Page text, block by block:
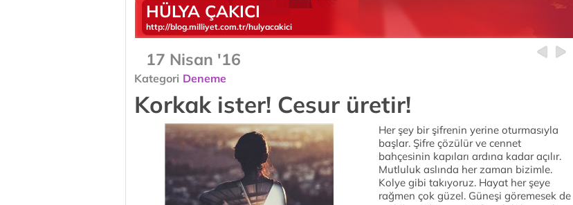
HÜLYA ÇAKICI
http://blog.milliyet.com.tr/hulyacakici
17 Nisan '16
Kategori Deneme
Korkak ister! Cesur üretir!
Her şey bir şifrenin yerine oturmasıyla
başlar. Şifre çözülür ve cennet
bahçesinin kapıları ardına kadar açılır.
Mutluluk aslında her zaman bizimle.
Kolye gibi takıyoruz. Hayat her şeye
rağmen çok güzel. Güneşi göremesek de